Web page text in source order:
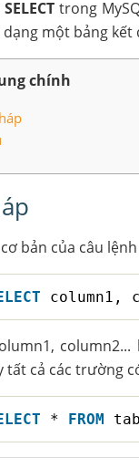
SELECT trong
một bảng kết
chính
bản của câu
column1,
tất cả các trường
* FROM